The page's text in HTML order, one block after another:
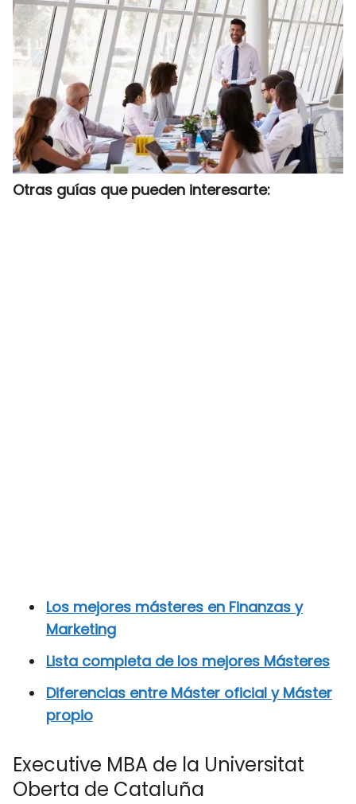
Otras guías que pueden interesarte:
Los mejores másteres en Finanzas y
Marketing
Lista completa de los mejores Másteres
Diferencias entre Máster oficial y Máster
propio
Executive MBA de la Universitat
Oberta de Cataluña